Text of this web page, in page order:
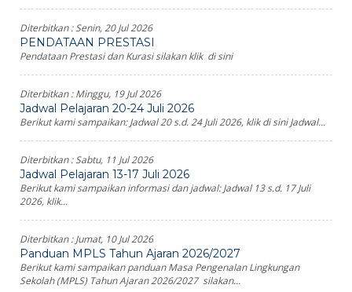
Diterbitkan :Senin, 20 Jul 2026
PENDATAAN PRESTASI
Pendataan Prestasi dan Kurasi silakan klik di sini
Diterbitkan :Minggu, 19 Jul 2026
Jadwal Pelajaran 20-24 Juli 2026
Berikut kami sampaikan: Jadwal 20 s.d. 24 Juli 2026, klik di sini Jadwal...
Diterbitkan :Sabtu, 11 Jul 2026
Jadwal Pelajaran 13-17 Juli 2026
Berikut kami sampaikan informasi dan jadwal: Jadwal 13 s.d. 17 Juli
2026, klik...
Diterbitkan :Jumat, 10 Jul 2026
Panduan MPLS Tahun Ajaran 2026/2027
Berikut kami sampaikan panduan Masa Pengenalan Lingkungan
Sekolah (MPLS) Tahun Ajaran 2026/2027 silakan...